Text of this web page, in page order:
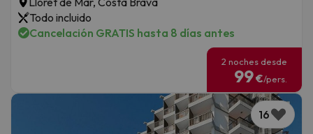
Todo incluido
Cancelación GRATIS hasta 8 días antes
2 noches desde
99€/pers.
16